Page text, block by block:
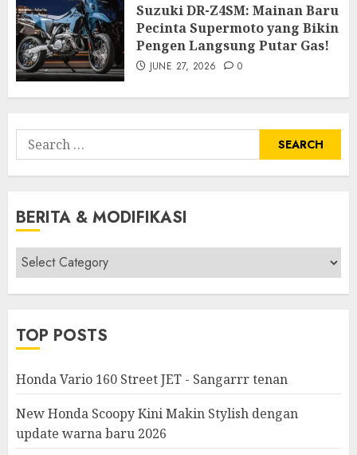
Suzuki DR-Z4SM: Mainan Baru
Pecinta Supermoto yang Bikin
Pengen Langsung Putar Gas!
JUNE 27, 2026 0
Search
for:
BERITA & MODIFIKASI
Berita
&
Modifikasi
TOP POSTS
Honda Vario 160 Street JET - Sangarrr tenan
New Honda Scoopy Kini Makin Stylish dengan
update warna baru 2026